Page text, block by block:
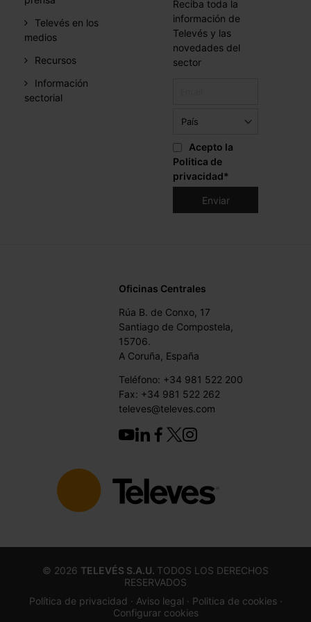
Televés en los
medios
Recursos
Información
sectorial
Reciba toda la
información de
Televés y las
novedades del
sector
Acepto la
Politica de
privacidad*
Oficinas Centrales
Rúa B. de Conxo, 17
Santiago de Compostela,
15706.
A Coruña, España
Teléfono: +34 981 522 200
Fax: +34 981 522 262
televes@televes.com
© 2026 TELEVÉS S.A.U. TODOS LOS DERECHOS
RESERVADOS
Política de privacidad · Aviso legal · Politica de cookies ·
Configurar cookies